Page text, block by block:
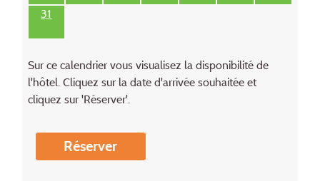
31
Sur ce calendrier vous visualisez la disponibilité de
l'hôtel. Cliquez sur la date d'arrivée souhaitée et
cliquez sur 'Réserver'.
Réserver